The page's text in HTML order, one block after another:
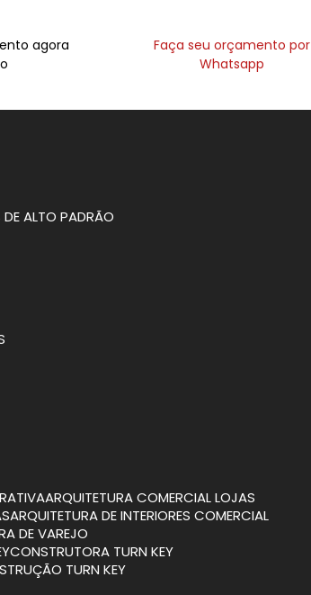
agora
Faça seu orçamento por
Whatsapp
DE ALTO PADRÃO
ARQUITETURA COMERCIAL LOJAS
ARQUITETURA DE INTERIORES COMERCIAL
DE VAREJO
CONSTRUTORA TURN KEY
TURN KEY